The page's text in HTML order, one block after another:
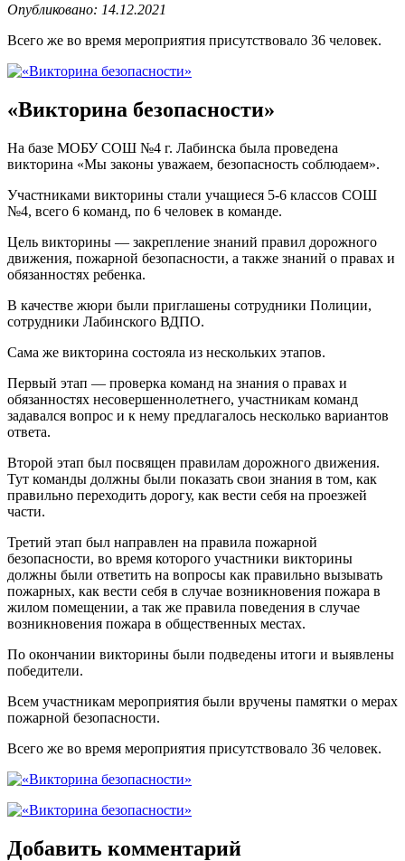
Опубликовано: 14.12.2021
Всего же во время мероприятия присутствовало 36 человек.
«Викторина безопасности»
На базе МОБУ СОШ №4 г. Лабинска была проведена
викторина «Мы законы уважаем, безопасность соблюдаем».
Участниками викторины стали учащиеся 5-6 классов СОШ
№4, всего 6 команд, по 6 человек в команде.
Цель викторины — закрепление знаний правил дорожного
движения, пожарной безопасности, а также знаний о правах и
обязанностях ребенка.
В качестве жюри были приглашены сотрудники Полиции,
сотрудники Лабинского ВДПО.
Сама же викторина состояла из нескольких этапов.
Первый этап — проверка команд на знания о правах и
обязанностях несовершеннолетнего, участникам команд
задавался вопрос и к нему предлагалось несколько вариантов
ответа.
Второй этап был посвящен правилам дорожного движения.
Тут команды должны были показать свои знания в том, как
правильно переходить дорогу, как вести себя на проезжей
части.
Третий этап был направлен на правила пожарной
безопасности, во время которого участники викторины
должны были ответить на вопросы как правильно вызывать
пожарных, как вести себя в случае возникновения пожара в
жилом помещении, а так же правила поведения в случае
возникновения пожара в общественных местах.
По окончании викторины были подведены итоги и выявлены
победители.
Всем участникам мероприятия были вручены памятки о мерах
пожарной безопасности.
Всего же во время мероприятия присутствовало 36 человек.
Добавить комментарий